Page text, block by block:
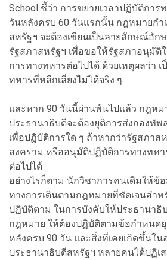
School ชี้ว่า การขยายเวลาปฏิบัติการ
วันหลังครบ 60 วันแรกนั้น กฎหมายก
สหรัฐฯ จะต้องเขียนเป็นลายลักษณ์อัก
รัฐสภาสหรัฐฯ เพื่อขอให้รัฐสภาอนุมัติ
การทางทหารต่อไปได้ ด้วยเหตุผลว่า
ทหารที่หลีกเลี่ยงไม่ได้จริง ๆ
และหาก 90 วันนี้ผ่านพ้นไปแล้ว กฎห
ประธานาธิบดีจะต้องยุติการส่งกองทัพ
เพื่อปฏิบัติการใด ๆ ถ้าหากว่ารัฐสภาส
สงคราม หรืออนุมัติปฏิบัติการทางทหา
ต่อไปได้
อย่างไรก็ตาม นักวิชาการคนเดิมให้ข้
ทางการเดินตามกฎหมายที่ชัดเจนสำห
ปฏิบัติตาม ในการบังคับให้ประธานาธิ
กฎหมาย ให้ต้องปฏิบัติตามข้อกำหนด
หลังครบ 90 วัน และสิ่งที่เคยเกิดขึ้นใ
ประธานาธิบดีสหรัฐฯ หลายคนได้ปฏิเ